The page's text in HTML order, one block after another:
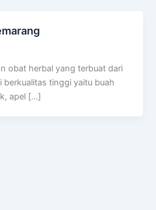
obat herbal yang terbuat dari
berkualitas tinggi yaitu buah
apel […]